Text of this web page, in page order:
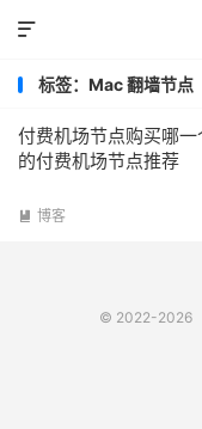

标签：Mac 翻墙节点
付费机场节点购买哪
的付费机场节点推荐
 博客
© 2022-2026